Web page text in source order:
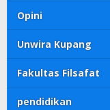
Opini
Unwira Kupang
Fakultas Filsafat
pendidikan